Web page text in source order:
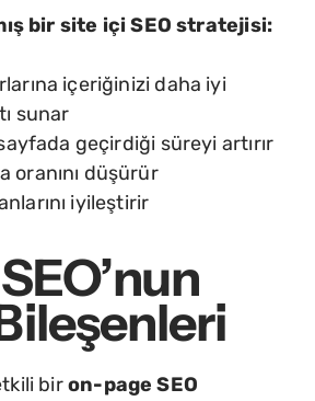
bir site içi SEO stratejisi:
içeriğinizi daha iyi
sunar
sayfada geçirdiği süreyi artırır
oranını düşürür
iyileştirir
biron-page SEO